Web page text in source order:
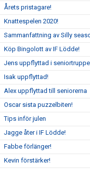
Årets pristagare!
Knattespelen 2020!
Sammanfattning av Silly
Köp Bingolott av IF Lödde!
Jens uppflyttad i
Isak uppflyttad!
Alex uppflyttad till seniorerna
Oscar sista puzzelbiten!
Tips inför julen
Jagge åter i IF Lödde!
Fabbe förlänger!
Kevin förstärker!